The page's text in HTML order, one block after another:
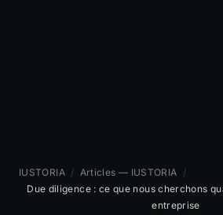
IUSTORIA / Articles — IUSTORIA /
Due diligence : ce que nous cherchons
entreprise